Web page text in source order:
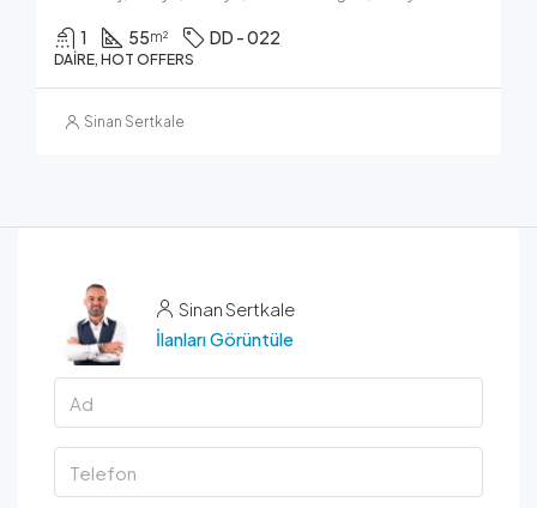
1 55m² DD - 022
DAIRE, HOT OFFERS
Sinan Sertkale
Sinan Sertkale
İlanları Görüntüle